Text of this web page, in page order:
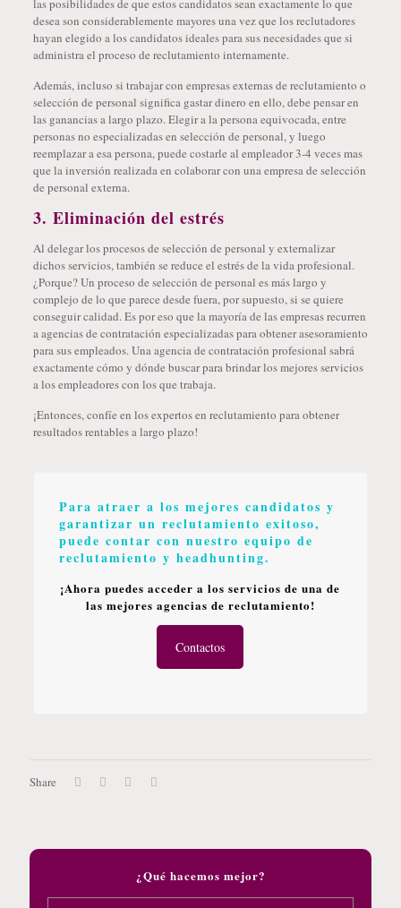
las posibilidades de que estos candidatos sean exactamente lo que
desea son considerablemente mayores una vez que los reclutadores
hayan elegido a los candidatos ideales para sus necesidades que si
administra el proceso de reclutamiento internamente.
Además, incluso si trabajar con empresas externas de reclutamiento o
selección de personal significa gastar dinero en ello, debe pensar en
las ganancias a largo plazo. Elegir a la persona equivocada, entre
personas no especializadas en selección de personal, y luego
reemplazar a esa persona, puede costarle al empleador 3-4 veces mas
que la inversión realizada en colaborar con una empresa de selección
de personal externa.
3. Eliminación del estrés
Al delegar los procesos de selección de personal y externalizar
dichos servicios, también se reduce el estrés de la vida profesional.
¿Porque? Un proceso de selección de personal es más largo y
complejo de lo que parece desde fuera, por supuesto, si se quiere
conseguir calidad. Es por eso que la mayoría de las empresas recurren
a agencias de contratación especializadas para obtener asesoramiento
para sus empleados. Una agencia de contratación profesional sabrá
exactamente cómo y dónde buscar para brindar los mejores servicios
a los empleadores con los que trabaja.
¡Entonces, confíe en los expertos en reclutamiento para obtener
resultados rentables a largo plazo!
Para atraer a los mejores candidatos y
garantizar un reclutamiento exitoso,
puede contar con nuestro equipo de
reclutamiento y headhunting.
¡Ahora puedes acceder a los servicios de una de
las mejores agencias de reclutamiento!
Contactos
Share
¿Qué hacemos mejor?